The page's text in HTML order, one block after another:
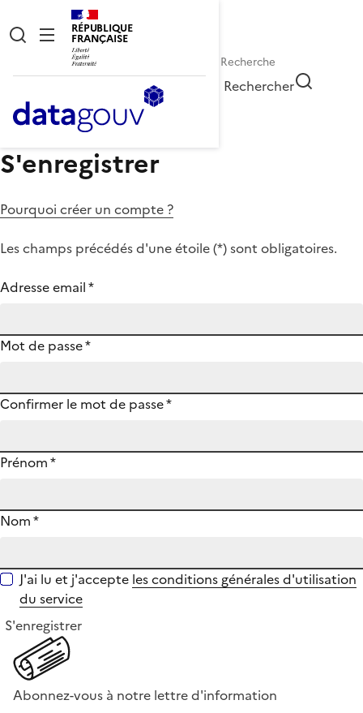
RÉPUBLIQUE
FRANÇAISE
Rechercher
S'enregistrer
Pourquoi créer un compte ?
Les champs précédés d'une étoile (*) sont obligatoires.
Adresse email*
Mot de passe*
Confirmer le mot de passe*
Prénom*
Nom*
J'ai lu et j'accepte les conditions générales d'utilisation
du service
S'enregistrer
Abonnez-vous à notre lettre d'information